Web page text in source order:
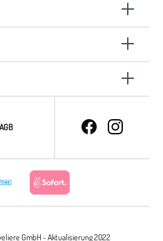
AGB
GmbH - Aktualisierung 2022